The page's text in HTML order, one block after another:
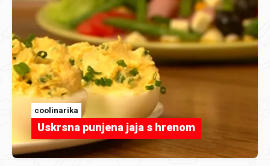
coolinarika
Uskrsna punjena jaja s hrenom